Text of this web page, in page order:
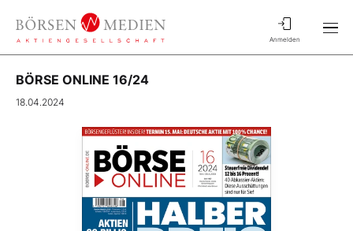
Anmelden
BÖRSE ONLINE 16/24
18.04.2024